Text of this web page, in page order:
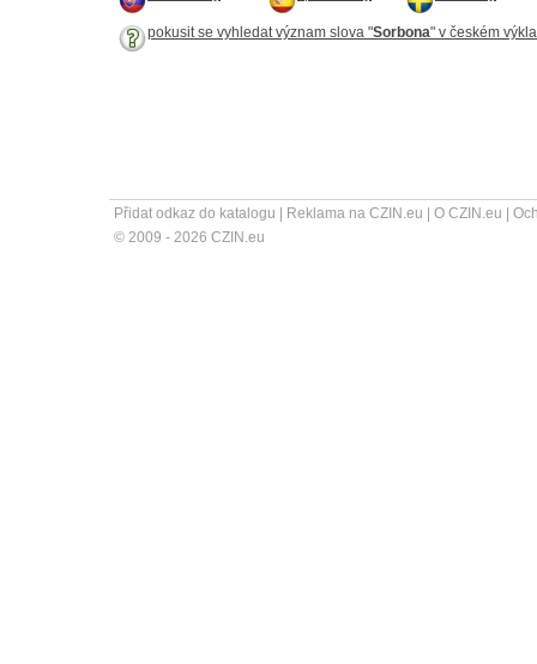
pokusit se vyhledat význam slova "Sorbona" v českém
Přidat odkaz do katalogu Reklama na CZIN.eu O CZIN.eu
© 2009 - 2026 CZIN.eu